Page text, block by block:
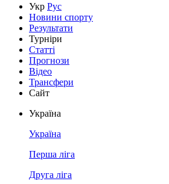
Укр Рус
Новини спорту
Результати
Турніри
Статті
Прогнози
Відео
Трансфери
Сайт
Україна
Україна
Перша ліга
Друга ліга